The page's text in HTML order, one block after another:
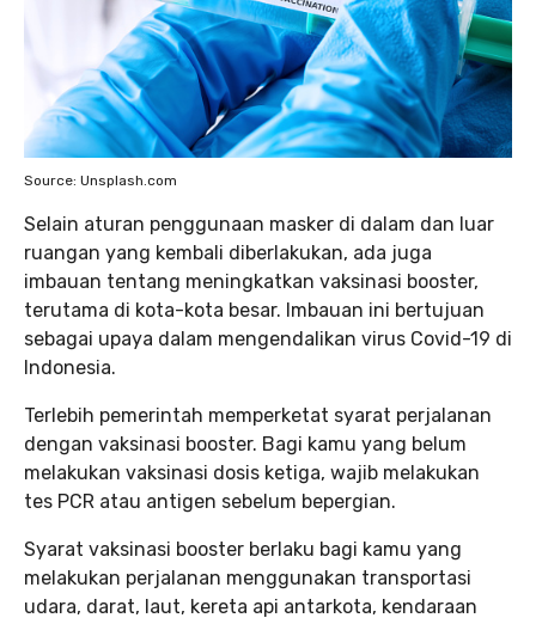
Source: Unsplash.com
Selain aturan penggunaan masker di dalam dan luar
ruangan yang kembali diberlakukan, ada juga
imbauan tentang meningkatkan vaksinasi booster,
terutama di kota-kota besar. Imbauan ini bertujuan
sebagai upaya dalam mengendalikan virus Covid-19 di
Indonesia.
Terlebih pemerintah memperketat syarat perjalanan
dengan vaksinasi booster. Bagi kamu yang belum
melakukan vaksinasi dosis ketiga, wajib melakukan
tes PCR atau antigen sebelum bepergian.
Syarat vaksinasi booster berlaku bagi kamu yang
melakukan perjalanan menggunakan transportasi
udara, darat, laut, kereta api antarkota, kendaraan